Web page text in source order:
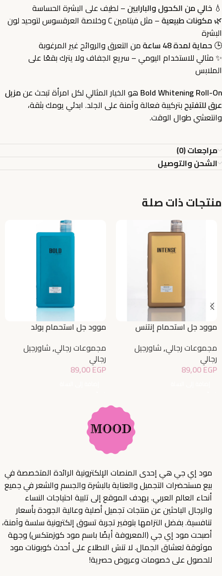
💧 خالي من الكحول والبارابين– لطيف على البشرة الحساسة
🌿مكونات طبيعية
– مثل فيتامين C وخلاصة العرقسوس لتوحيد لون
البشرة
🕒حماية لمدة 48 ساعة
من التعرق والروائح غير المرغوبة
✨ مثالي للاستخدام اليومي – سريع الجفاف ولا يترك بقعًا على
الملابس
Bold Whitening Roll-On هو الخيار المثالي لكل امرأة تبحث عنمزيل
عرق للتفتيحبتركيبة فعالة وآمنة على الجلد. ابدئي يومك بثقة،
وانتعشي طوال الوقت.
مراجعات (0)
الشحن والتوصيل
منتجات ذات صلة
موود جل استحمام إنتنس
مجموعات رجالي,شاورجيل
رجالي
89,00EGP
موود جل استحمام بولد
مجموعات رجالي,شاورجيل
رجالي
89,00EGP
مود إي جي هي إحدى المنصات الإلكترونية الرائدة المتخصصة في
بيع مستحضرات التجميل والعناية بالبشرة والجسم والشعر في جميع
أنحاء العالم العربي. يهدف الموقع إلى تلبية احتياجات النساء
والرجال الباحثين عن منتجات تجميل أصلية وعالية الجودة بأسعار
تنافسية. بفضل التزامها بتوفير تجربة تسوق إلكترونية سلسة وآمنة،
أصبحت مود إي جي (المعروفة أيضًا باسم مود كوزمتكس) وجهة
موثوقة لعشاق الجمال. لا تنسَ الاطلاع على أحدث كوبونات مود
للحصول على خصومات وعروض حصرية!